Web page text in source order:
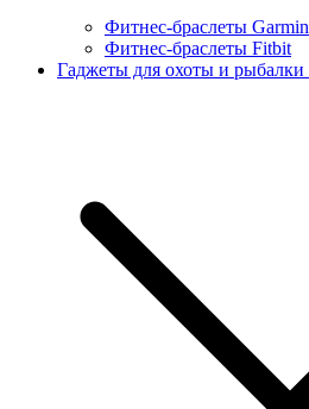
Фитнес-браслеты Garmin
Фитнес-браслеты Fitbit
Гаджеты для охоты и рыбалки